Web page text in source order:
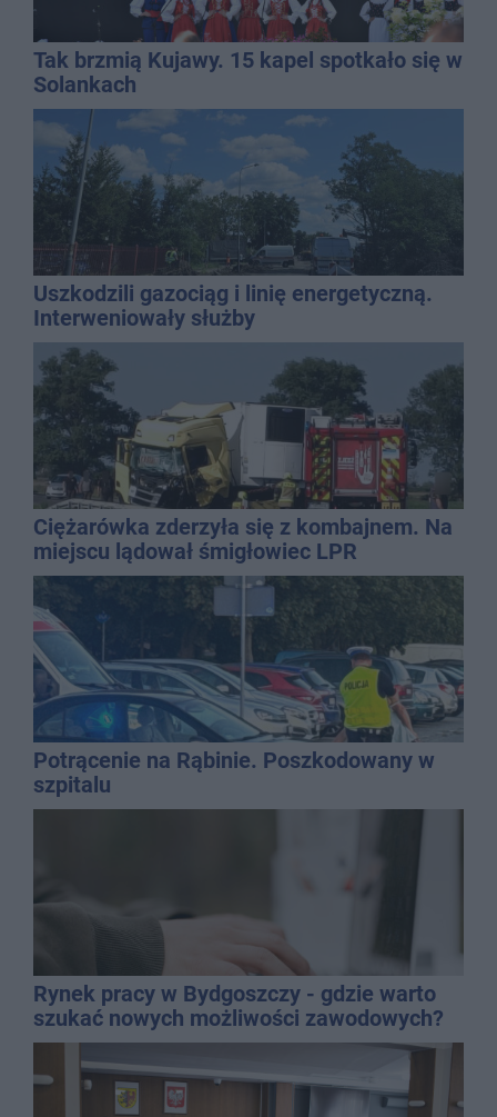
Tak brzmią Kujawy. 15 kapel spotkało się w
Solankach
Uszkodzili gazociąg i linię energetyczną.
Interweniowały służby
Ciężarówka zderzyła się z kombajnem. Na
miejscu lądował śmigłowiec LPR
Potrącenie na Rąbinie. Poszkodowany w
szpitalu
Rynek pracy w Bydgoszczy - gdzie warto
szukać nowych możliwości zawodowych?